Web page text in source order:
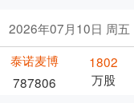
2026年07月10日 周五
泰诺麦博
787806
1802
万股